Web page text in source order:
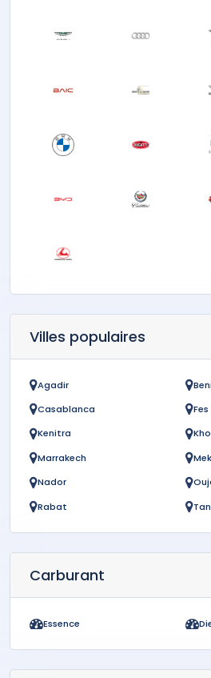
Villes populaires
Agadir
Casablanca
Fes
Kenitra
Marrakech
Nador
Rabat
Carburant
Essence